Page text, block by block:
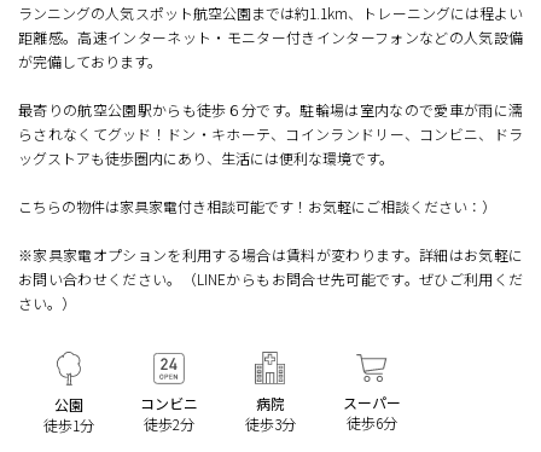
ランニングの人気スポット航空公園までは約1.1km、トレーニングには程よい
距離感。高速インターネット・モニター付きインターフォンなどの人気設備
が完備しております。
最寄りの航空公園駅からも徒歩６分です。駐輪場は室内なので愛車が雨に濡
らされなくてグッド！ドン・キホーテ、コインランドリー、コンビニ、ドラ
ッグストアも徒歩圏内にあり、生活には便利な環境です。
こちらの物件は家具家電付き相談可能です！お気軽にご相談ください：）
※家具家電オプションを利用する場合は賃料が変わります。詳細はお気軽に
お問い合わせください。（LINEからもお問合せ先可能です。ぜひご利用くだ
さい。）
公園
徒歩1分
コンビニ
徒歩2分
病院
徒歩3分
スーパー
徒歩6分